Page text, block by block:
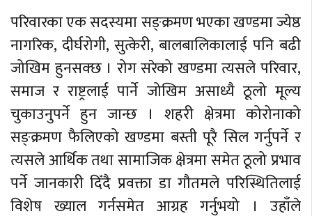
परिवारका एक सदस्यमा सङ्क्रमण भएका खण्डमा ज्येष्ठ
नागरिक, दीर्घरोगी, सुत्केरी, बालबालिकालाई पनि बढी
जोखिम हुनसक्छ । रोग सरेको खण्डमा त्यसले परिवार,
समाज र राष्ट्रलाई पार्ने जोखिम असाध्यै ठूलो मूल्य
चुकाउनुपर्ने हुन जान्छ । शहरी क्षेत्रमा कोरोनाको
सङ्क्रमण फैलिएको खण्डमा बस्ती पूरै सिल गर्नुपर्ने र
त्यसले आर्थिक तथा सामाजिक क्षेत्रमा समेत ठूलो प्रभाव
पर्ने जानकारी दिँदै प्रवक्ता डा गौतमले परिस्थितिलाई
विशेष ख्याल गर्नसमेत आग्रह गर्नुभयो । उहाँले